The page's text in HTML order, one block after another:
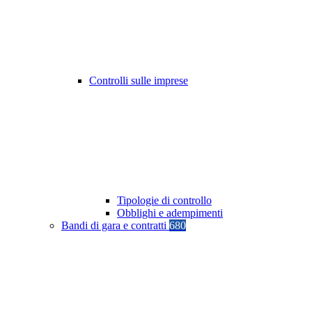
Controlli sulle imprese
Tipologie di controllo
Obblighi e adempimenti
Bandi di gara e contratti 680